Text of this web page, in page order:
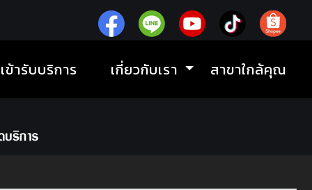
ข้ารับบริการ เกี่ยวกับเรา สาขาใกล้คุณ